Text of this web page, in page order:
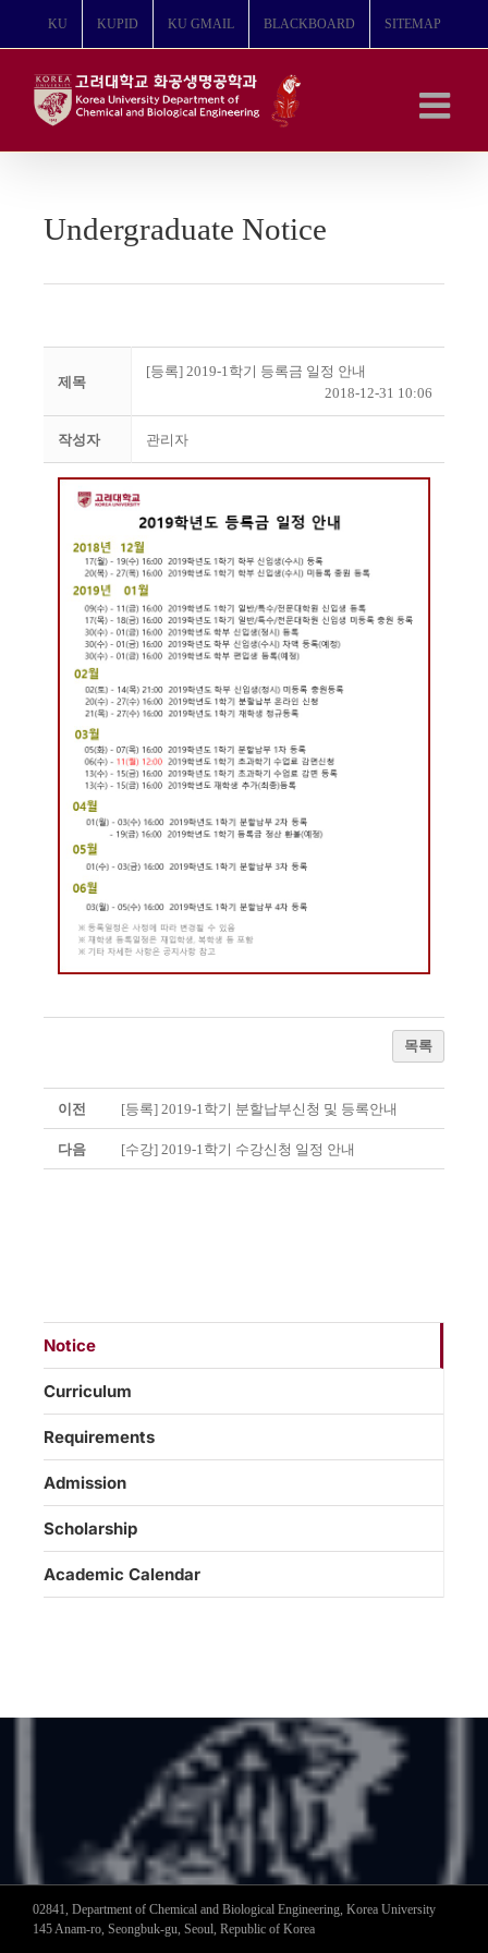
뛰
KU KUPID KU GMAIL BLACKBOARD SITEMAP
Undergraduate Notice
제목
[등록] 2019-1학기 등록금 일정 안내
2018-12-31 10:06
작성자 관리자
목록
이전 [등록] 2019-1학기 분할납부신청 및 등록안내
다음 [수강] 2019-1학기 수강신청 일정 안내
Notice
Curriculum
Requirements
Admission
Scholarship
Academic Calendar
02841, Department of Chemical and Biological Engineering, Korea University
145 Anam-ro, Seongbuk-gu, Seoul, Republic of Korea